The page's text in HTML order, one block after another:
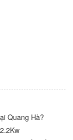
Quang Hà?